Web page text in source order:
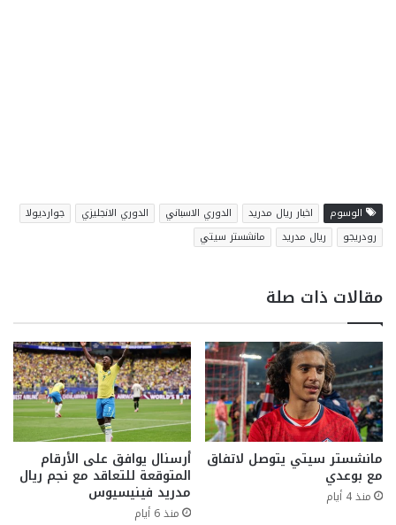
الوسوم اخبار ريال مدريد الدوري الاسباني الدوري الانجليزي
جوارديولا
رودريجو
ريال مدريد مانشستر سيتي
مقالات ذات صلة
مانشستر سيتي يتوصل لاتفاق
مع بوعدي
منذ 4 أيام
أرسنال يوافق على الأرقام
المتوقعة للتعاقد مع نجم ريال
مدريد فينيسيوس
منذ 6 أيام